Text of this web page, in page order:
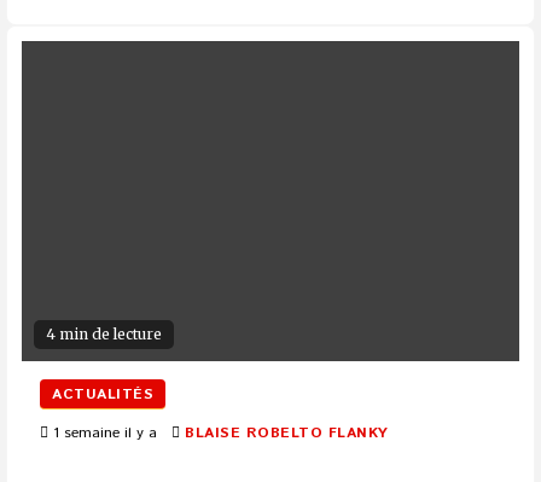
4 min de lecture
ACTUALITÉS
1 semaine il y a
BLAISE ROBELTO FLANKY